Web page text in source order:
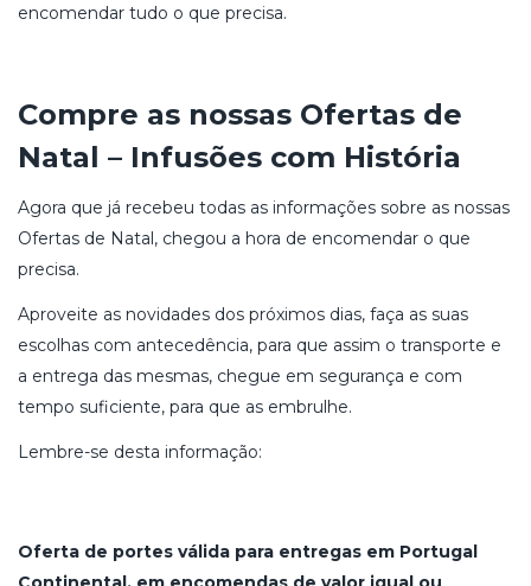
encomendar tudo o que precisa.
Compre as nossas Ofertas de
Natal – Infusões com História
Agora que já recebeu todas as informações sobre as nossas
Ofertas de Natal, chegou a hora de encomendar o que
precisa.
Aproveite as novidades dos próximos dias, faça as suas
escolhas com antecedência, para que assim o transporte e
a entrega das mesmas, chegue em segurança e com
tempo suficiente, para que as embrulhe.
Lembre-se desta informação:
Oferta de portes válida para entregas em Portugal